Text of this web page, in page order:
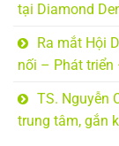
tại Diamond
Ra mắt Hội
nối – Phát
TS. Nguyễn
trung tâm, gắn